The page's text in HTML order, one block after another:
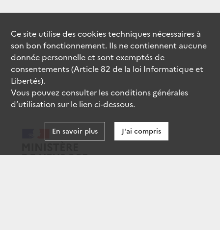
Ce site utilise descookiestechniques nécessaires à
son bon fonctionnement. Ils ne contiennent aucune
donnée personnelle et sont exemptés de
consentements (Article 82 de la loi Informatique et
Libertés).
Vous pouvez consulter les conditions générales
d’utilisation sur le lien ci-dessous.
En savoir plus J'ai compris